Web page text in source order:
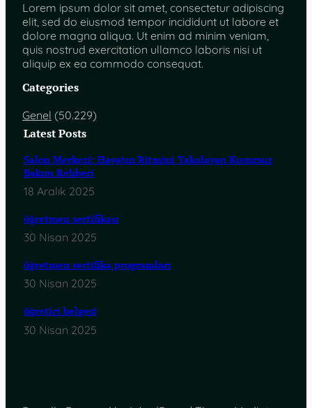
Lorem ipsum dolor sit amet, consectetur adipiscing
elit, sed do eiusmod tempor incididunt ut labore et
dolore magna aliqua. Ut enim ad minim veniam,
quis nostrud exercitation ullamco laboris nisi ut
aliquip ex ea commodo consequat.
Categories
Genel (50.229)
Latest Posts
Salon Merkezi: Hayatın Ritmini Yakalayan Kusursuz
Bakım Rehberi
18 Aralık 2025
öğretmen sertifikası
30 Nisan 2025
öğretmen sertifika programları
30 Nisan 2025
öğretici belgesi
30 Nisan 2025